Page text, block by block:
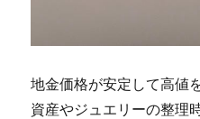
地金価格が安定して高値
資産やジュエリーの整理